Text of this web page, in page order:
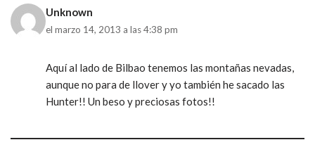
Unknown
el marzo 14, 2013 a las 4:38 pm
Aquí al lado de Bilbao tenemos las montañas nevadas,
aunque no para de llover y yo también he sacado las
Hunter!! Un beso y preciosas fotos!!